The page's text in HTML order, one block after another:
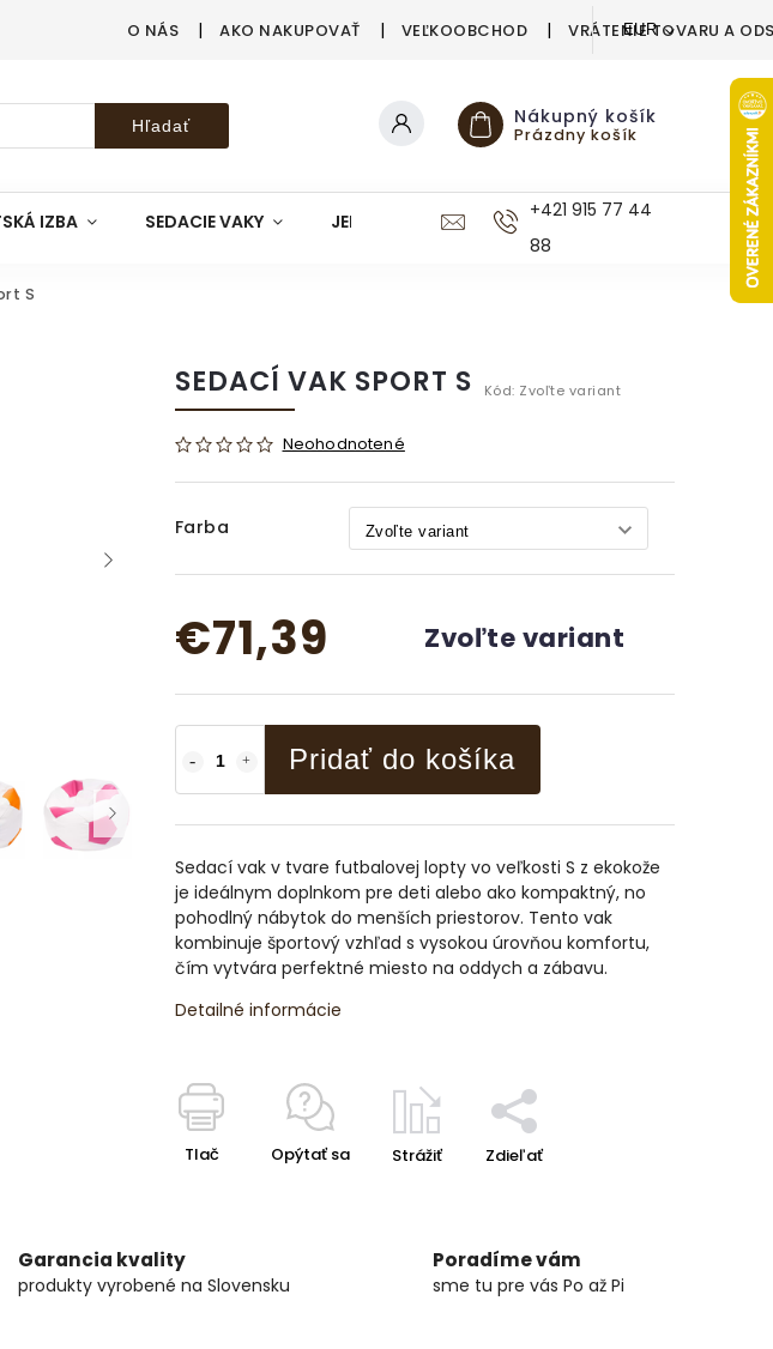
O NÁS AKO NAKUPOVAŤ VEĽKOOBCHOD VRÁTENIE TOVARU A
EUR
Hľadať Nákupný košík
Prázdny košík
IZBA SEDACIE VAKY JEDÁLEŇ KUCHYŇA KÚPEĽŇA
+421 915 77 44
88
S
SEDACÍ VAK SPORT S Kód: Zvoľte variant
Neohodnotené
Farba
€71,39 Zvoľte variant
Pridať do košíka
Sedací vak v tvare futbalovej lopty vo veľkosti S z ekokože
je ideálnym doplnkom pre deti alebo ako kompaktný, no
pohodlný nábytok do menších priestorov. Tento vak
kombinuje športový vzhľad s vysokou úrovňou komfortu,
čím vytvára perfektné miesto na oddych a zábavu.
Detailné informácie
Tlač Opýtať sa Strážiť Zdieľať
Garancia kvality
produkty vyrobené na Slovensku
Poradíme vám
sme tu pre vás Po až Pi